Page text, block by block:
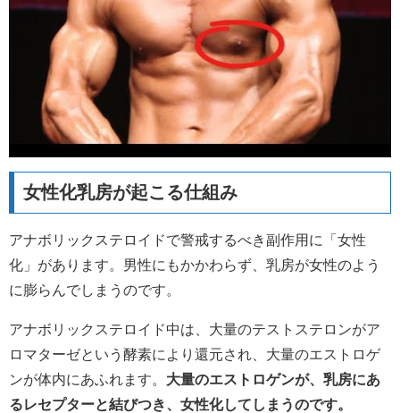
女性化乳房が起こる仕組み
アナボリックステロイドで警戒するべき副作用に「女性
化」があります。男性にもかかわらず、乳房が女性のよう
に膨らんでしまうのです。
アナボリックステロイド中は、大量のテストステロンがア
ロマターゼという酵素により還元され、大量のエストロゲ
ンが体内にあふれます。 大量のエストロゲンが、乳房にあ
るレセプターと結びつき、女性化してしまうのです。